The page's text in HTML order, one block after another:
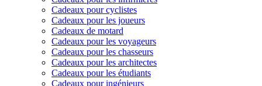
Cadeaux pour cyclistes
Cadeaux pour les joueurs
Cadeaux de motard
Cadeaux pour les voyageurs
Cadeaux pour les chasseurs
Cadeaux pour les architectes
Cadeaux pour les étudiants
Cadeaux pour ingénieurs